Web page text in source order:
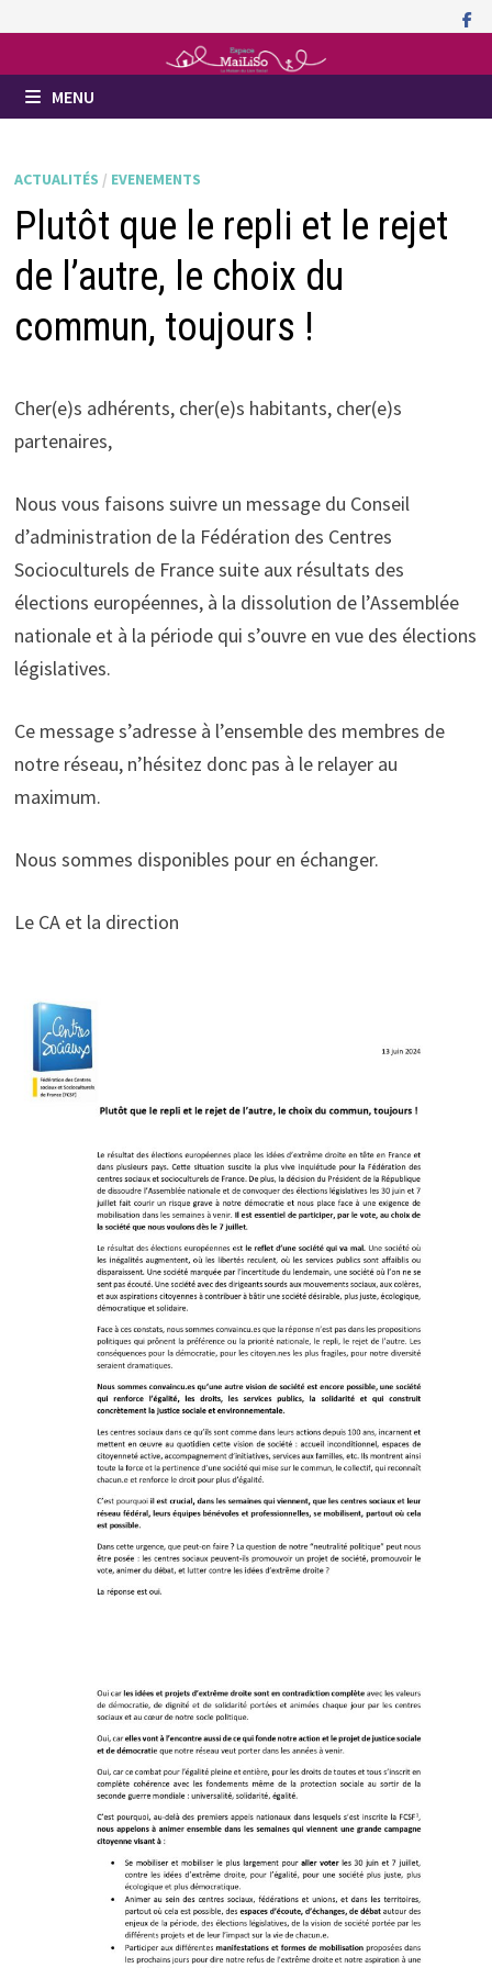
contenu
MENU
ACTUALITÉS / EVENEMENTS
Plutôt que le repli et le rejet
de l’autre, le choix du
commun, toujours !
Cher(e)s adhérents, cher(e)s habitants, cher(e)s
partenaires,
Nous vous faisons suivre un message du Conseil
d’administration de la Fédération des Centres
Socioculturels de France suite aux résultats des
élections européennes, à la dissolution de l’Assemblée
nationale et à la période qui s’ouvre en vue des élections
législatives.
Ce message s’adresse à l’ensemble des membres de
notre réseau, n’hésitez donc pas à le relayer au
maximum.
Nous sommes disponibles pour en échanger.
Le CA et la direction